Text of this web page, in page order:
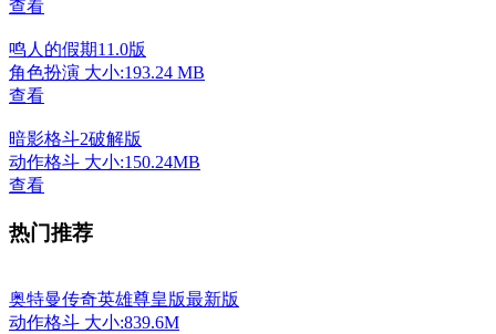
查看
鸣人的假期11.0版
角色扮演 大小:193.24 MB
查看
暗影格斗2破解版
动作格斗 大小:150.24MB
查看
热门推荐
奥特曼传奇英雄尊皇版最新版
动作格斗 大小:839.6M